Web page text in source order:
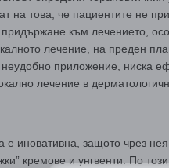
на това, че пациентите не
към лечението,
лечение, на преден
приложение, ниска
лечение в
е иновативна, защото чрез
кремове и унгвенти. По